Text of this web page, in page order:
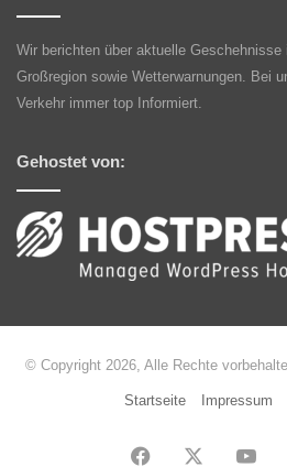
Wir berichten über aktuelle Geschehnisse
Großregion sowie Wetterwarnungen. Bei
Verkehr immer top Informiert.
Gehostet von:
© Copyright 2026, Alle Rechte
Startseite Impressum
Facebook